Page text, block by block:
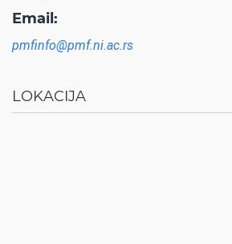
Email:
pmfinfo@pmf.ni.ac.rs
LOKACIJA